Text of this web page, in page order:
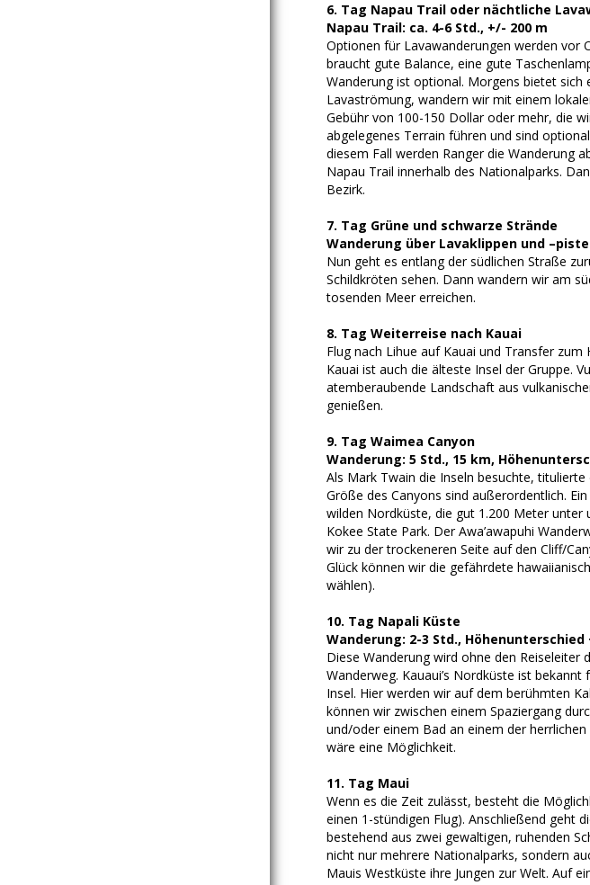
6. Tag Napau Trail oder nächtliche
Napau Trail: ca. 4-6 Std., +/- 200 m
Optionen für Lavawanderungen werden vor
braucht gute Balance, eine gute
Wanderung ist optional. Morgens bietet sich
Lavaströmung, wandern wir mit einem
Gebühr von 100-150 Dollar oder mehr, die
abgelegenes Terrain führen und sind
diesem Fall werden Ranger die Wanderung
Napau Trail innerhalb des Nationalparks.
Bezirk.
7. Tag Grüne und schwarze Strände
Wanderung über Lavaklippen und
Nun geht es entlang der südlichen Straße
Schildkröten sehen. Dann wandern wir am
tosenden Meer erreichen.
8. Tag Weiterreise nach Kauai
Flug nach Lihue auf Kauai und Transfer
Kauai ist auch die älteste Insel der Gruppe.
atemberaubende Landschaft aus
genießen.
9. Tag Waimea Canyon
Wanderung: 5 Std., 15 km,
Als Mark Twain die Inseln besuchte,
Größe des Canyons sind außerordentlich.
wilden Nordküste, die gut 1.200 Meter unter
Kokee State Park. Der Awa’awapuhi
wir zu der trockeneren Seite auf den Cliff/
Glück können wir die gefährdete
wählen).
10. Tag Napali Küste
Wanderung: 2-3 Std., Höhenunterschied
Diese Wanderung wird ohne den
Wanderweg. Kauaui’s Nordküste ist
Insel. Hier werden wir auf dem berühmten
können wir zwischen einem Spaziergang
und/oder einem Bad an einem der
wäre eine Möglichkeit.
11. Tag Maui
Wenn es die Zeit zulässt, besteht die
einen 1-stündigen Flug). Anschließend geht
bestehend aus zwei gewaltigen, ruhenden
nicht nur mehrere Nationalparks, sondern
Mauis Westküste ihre Jungen zur Welt. Auf